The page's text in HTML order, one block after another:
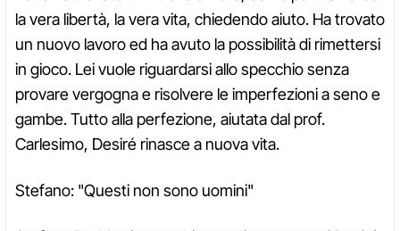
la vera libertà, la vera vita, chiedendo aiuto. Ha trovato
un nuovo lavoro ed ha avuto la possibilità di rimettersi
in gioco. Lei vuole riguardarsi allo specchio senza
provare vergogna e risolvere le imperfezioni a seno e
gambe. Tutto alla perfezione, aiutata dal prof.
Carlesimo, Desiré rinasce a nuova vita.
Stefano: "Questi non sono uomini"